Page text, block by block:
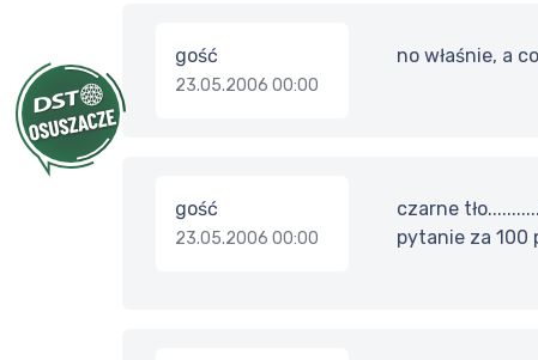
gość
23.05.2006 00:00
no właśnie, a
gość
23.05.2006 00:00
czarne
pytanie za 100